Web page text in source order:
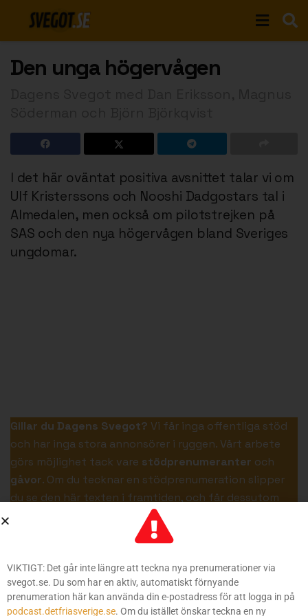
Den unga högervågen
I det här oväntat positiva avsnittet talar vi om
Ulf Kristerssons och Nooshi Dadgostars tal i
Almedalen, men också om pilotstrejken på
SAS och den nya högervågen bland Sveriges
ungdomar.
Gillar du Dagens Svegot? Vi får inga offentliga stöd
och har inga stora annonsörer i ryggen. Vårt arbete
görs möjlighet tack vare stödprenumeranter och
gåvor. Om du tecknar en stödprenumeration slipper
du se den här texten i framtiden, och får dessutom
alla våra program i efterhand
Jag vill bli stödprenumerant!
Etiketter: Almedalen
Moderaterna
VIKTIGT: Det går inte längre att teckna nya prenumerationer via
svegot.se. Du som har en aktiv, automatiskt förnyande
prenumeration här kan använda din e-postadress för att logga in på
podcast.detfriasverige.se. Om du istället önskar teckna en ny